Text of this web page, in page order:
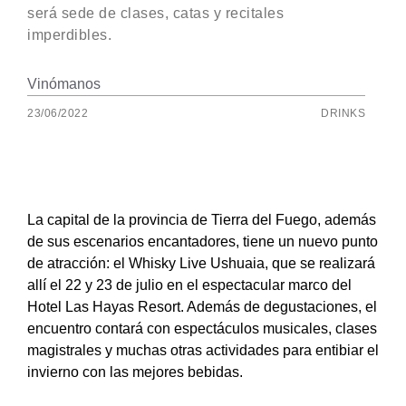
será sede de clases, catas y recitales
imperdibles.
Vinómanos
23/06/2022 DRINKS
La capital de la provincia de Tierra del Fuego, además
de sus escenarios encantadores, tiene un nuevo punto
de atracción: el Whisky Live Ushuaia, que se realizará
allí el 22 y 23 de julio en el espectacular marco del
Hotel Las Hayas Resort. Además de degustaciones, el
encuentro contará con espectáculos musicales, clases
magistrales y muchas otras actividades para entibiar el
invierno con las mejores bebidas.